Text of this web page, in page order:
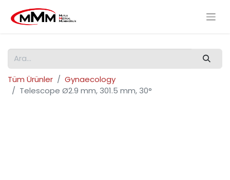
Tüm Ürünler
Gynaecology
Telescope Ø2.9 mm, 301.5 mm, 30°